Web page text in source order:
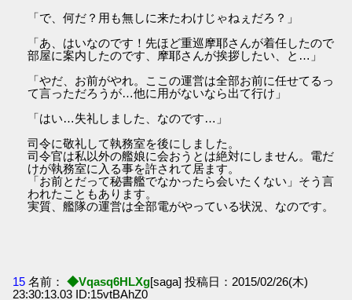
「で、何だ？用も無しに来たわけじゃねぇだろ？」
「あ、はいなのです！先ほど重巡摩耶さんが着任したので
部屋に案内したのです、摩耶さんが挨拶したい、と…」
「やだ、お前がやれ。ここの運営は全部お前に任せてるっ
て言っただろうが…他に用がないなら出て行け」
「はい…失礼しました、なのです…」
司令に敬礼して執務室を後にしました。
司令官は私以外の艦娘に会おうとは絶対にしません。電だ
けが執務室に入る事を許されて居ます。
「お前とだって秘書艦でなかったら会いたくない」そう言
われたこともあります。
実質、艦隊の運営は全部電がやっている状況、なのです。
15 名前： ◆Vqasq6HLXg[saga] 投稿日：2015/02/26(木)
23:30:13.03 ID:15vtBAhZ0